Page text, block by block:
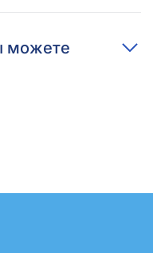
можете